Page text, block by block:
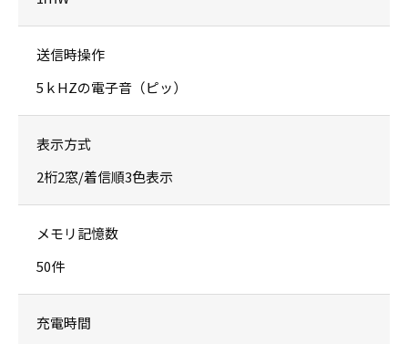
送信時操作
5ｋHZの電子音（ピッ）
表示方式
2桁2窓/着信順3色表示
メモリ記憶数
50件
充電時間